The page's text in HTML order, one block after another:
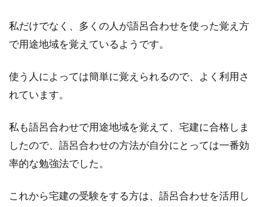
私だけでなく、多くの人が語呂合わせを使った覚え方
で用途地域を覚えているようです。
使う人によっては簡単に覚えられるので、よく利用さ
れています。
私も語呂合わせで用途地域を覚えて、宅建に合格しま
したので、語呂合わせの方法が自分にとっては一番効
率的な勉強法でした。
これから宅建の受験をする方は、語呂合わせを活用し